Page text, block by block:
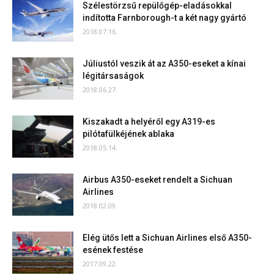
Szélestörzsű repülőgép-eladásokkal
indította Farnborough-t a két nagy gyártó
2018.07.16.
Júliustól veszik át az A350-eseket a kínai
légitársaságok
2018.06.27.
Kiszakadt a helyéről egy A319-es
pilótafülkéjének ablaka
2018.05.14.
Airbus A350-eseket rendelt a Sichuan
Airlines
2018.02.09.
Elég ütős lett a Sichuan Airlines első A350-
esének festése
2017.09.22.